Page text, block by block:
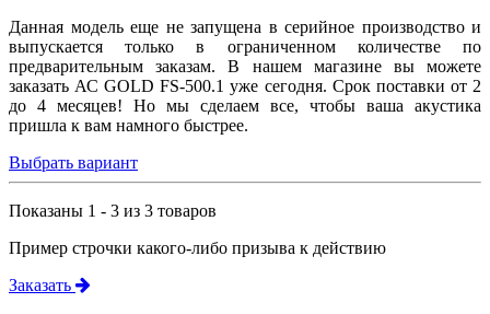
Данная модель еще не запущена в серийное производство и
выпускается только в ограниченном количестве по
предварительным заказам. В нашем магазине вы можете
заказать АС GOLD FS-500.1 уже сегодня. Срок поставки от 2
до 4 месяцев! Но мы сделаем все, чтобы ваша акустика
пришла к вам намного быстрее.
Выбрать вариант
Показаны 1 - 3 из 3 товаров
Пример строчки какого-либо призыва к действию
Заказать